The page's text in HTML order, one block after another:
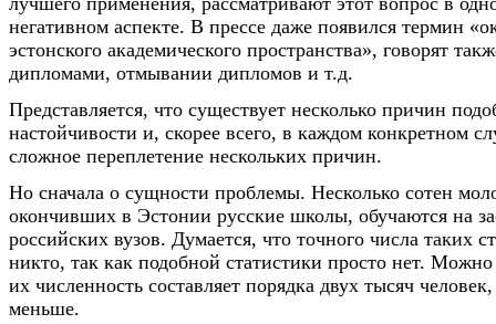
негативном аспекте. В прессе даже появился термин
эстонского академического пространства», говорят
дипломами, отмывании дипломов и т.д.
Представляется, что существует несколько причин
настойчивости и, скорее всего, в каждом конкретном
сложное переплетение нескольких причин.
Но сначала о сущности проблемы. Несколько сотен
окончивших в Эстонии русские школы, обучаются на
российских вузов. Думается, что точного числа таких
никто, так как подобной статистики просто нет. Можно
их численность составляет порядка двух тысяч
меньше.